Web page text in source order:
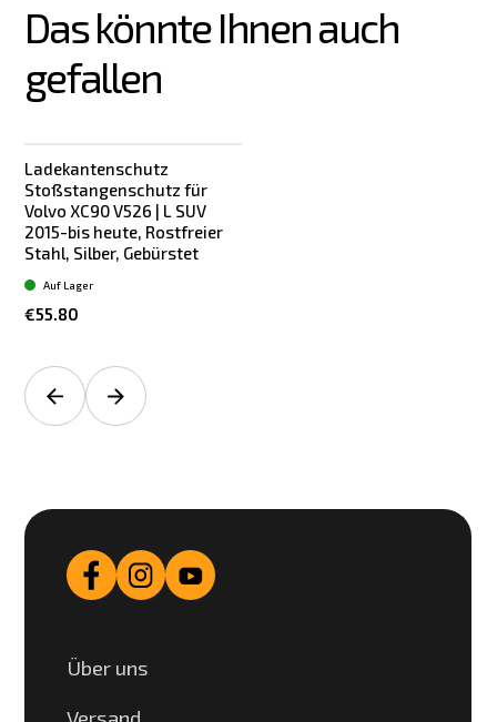
Das könnte Ihnen auch
gefallen
Ladekantenschutz
Stoßstangenschutz für
Volvo XC90 V526 | L SUV
2015-bis heute, Rostfreier
Stahl, Silber, Gebürstet
€55.80
Auf Lager
Über uns